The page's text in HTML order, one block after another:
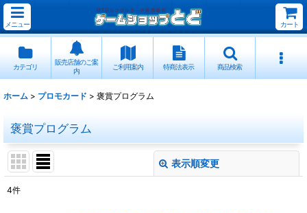
メニュー カート
カテゴリ
販売店舗のご案
内
ご利用案内 特商法表示 商品検索
ホーム > プロモカード > 褒賞プログラム
褒賞プログラム
表示順変更
4件